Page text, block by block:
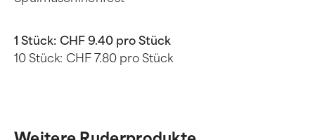
1 Stück: CHF 9.40 pro Stück
10 Stück: CHF 7.80 pro Stück